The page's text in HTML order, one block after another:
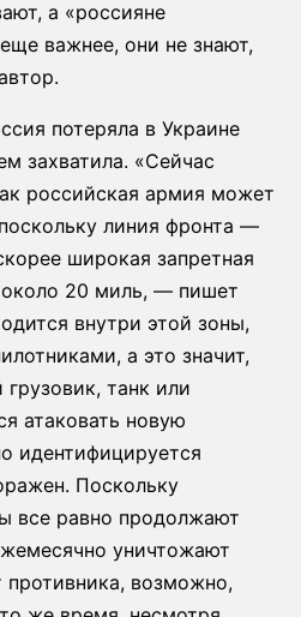
а «россияне
важнее, они не знают,
потеряла в Украине
захватила. «Сейчас
российская армия может
линия фронта —
широкая запретная
20 миль, — пишет
внутри этой зоны,
а это значит,
танк или
атаковать новую
идентифицируется
Поскольку
все равно продолжают
уничтожают
противника, возможно,